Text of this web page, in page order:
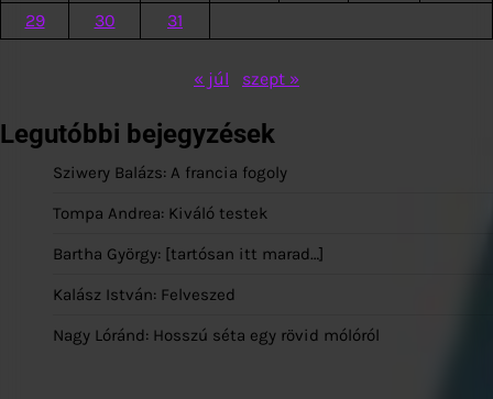
29
30 31
« júl szept »
Legutóbbi bejegyzések
Sziwery Balázs: A francia fogoly
Tompa Andrea: Kiváló testek
Bartha György: [tartósan itt marad…]
Kalász István: Felveszed
Nagy Lóránd: Hosszú séta egy rövid mólóról